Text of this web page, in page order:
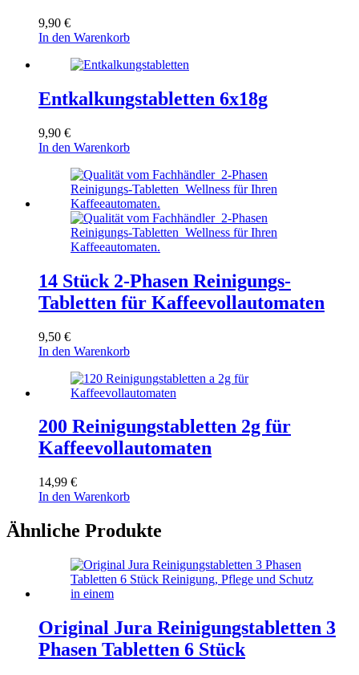
9,90 €
In den Warenkorb
Entkalkungstabletten 6x18g
9,90 €
In den Warenkorb
14 Stück 2-Phasen Reinigungs-
Tabletten für Kaffeevollautomaten
9,50 €
In den Warenkorb
200 Reinigungstabletten 2g für
Kaffeevollautomaten
14,99 €
In den Warenkorb
Ähnliche Produkte
Original Jura Reinigungstabletten 3
Phasen Tabletten 6 Stück